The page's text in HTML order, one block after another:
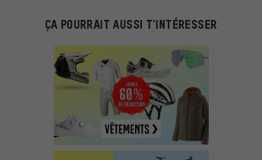
ÇA POURRAIT AUSSI T'INTÉRESSER